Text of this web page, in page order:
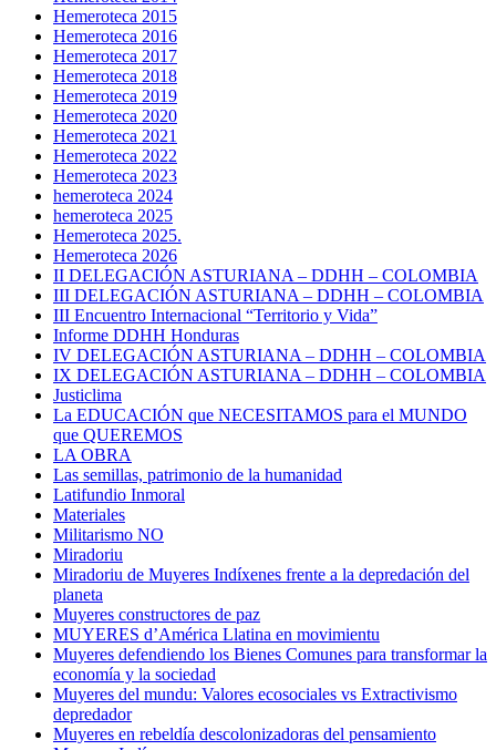
Hemeroteca 2015
Hemeroteca 2016
Hemeroteca 2017
Hemeroteca 2018
Hemeroteca 2019
Hemeroteca 2020
Hemeroteca 2021
Hemeroteca 2022
Hemeroteca 2023
hemeroteca 2024
hemeroteca 2025
Hemeroteca 2025.
Hemeroteca 2026
II DELEGACIÓN ASTURIANA – DDHH – COLOMBIA
III DELEGACIÓN ASTURIANA – DDHH – COLOMBIA
III Encuentro Internacional “Territorio y Vida”
Informe DDHH Honduras
IV DELEGACIÓN ASTURIANA – DDHH – COLOMBIA
IX DELEGACIÓN ASTURIANA – DDHH – COLOMBIA
Justiclima
La EDUCACIÓN que NECESITAMOS para el MUNDO
que QUEREMOS
LA OBRA
Las semillas, patrimonio de la humanidad
Latifundio Inmoral
Materiales
Militarismo NO
Miradoriu
Miradoriu de Muyeres Indíxenes frente a la depredación del
planeta
Muyeres constructores de paz
MUYERES d’América Llatina en movimientu
Muyeres defendiendo los Bienes Comunes para transformar la
economía y la sociedad
Muyeres del mundu: Valores ecosociales vs Extractivismo
depredador
Muyeres en rebeldía descolonizadoras del pensamiento